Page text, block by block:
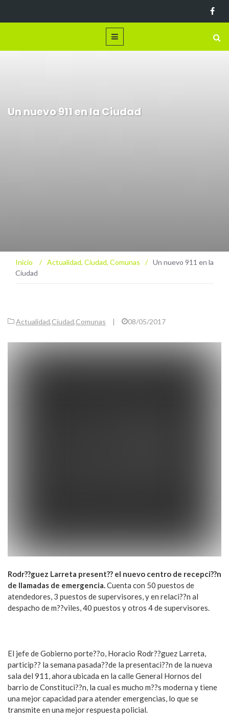
Un nuevo 911 en la Ciudad
Inicio / Actualidad, Ciudad, Comunas / Un nuevo 911 en la
Ciudad
Actualidad,Ciudad,Comunas | 08/05/2017
Rodr??guez Larreta present?? el nuevo centro de recepci??n
de llamadas de emergencia. Cuenta con 50 puestos de
atendedores, 3 puestos de supervisores, y en relaci??n al
despacho de m??viles, 40 puestos y otros 4 de supervisores.
El jefe de Gobierno porte??o, Horacio Rodr??guez Larreta,
particip?? la semana pasada??de la presentaci??n de la nueva
sala del 911, ahora ubicada en la calle General Hornos del
barrio de Constituci??n, la cual es mucho m??s moderna y tiene
una mejor capacidad para atender emergencias, lo que se
transmite en una mejor respuesta policial.